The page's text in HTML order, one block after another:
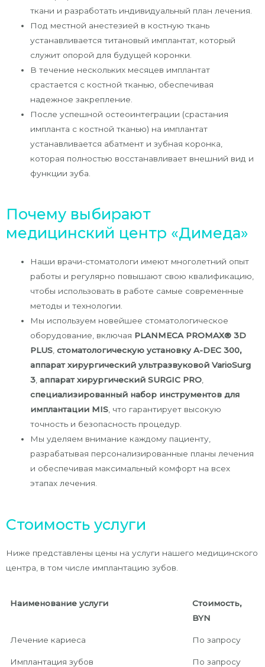
ткани и разработать индивидуальный план лечения.
Под местной анестезией в костную ткань
устанавливается титановый имплантат, который
служит опорой для будущей коронки.
В течение нескольких месяцев имплантат
срастается с костной тканью, обеспечивая
надежное закрепление.
После успешной остеоинтеграции (срастания
импланта с костной тканью) на имплантат
устанавливается абатмент и зубная коронка,
которая полностью восстанавливает внешний вид и
функции зуба.
Почему выбирают
медицинский центр «Димеда»
Наши врачи-стоматологи имеют многолетний опыт
работы и регулярно повышают свою квалификацию,
чтобы использовать в работе самые современные
методы и технологии.
Мы используем новейшее стоматологическое
оборудование, включая PLANMECA PROMAX® 3D
PLUS,стоматологическую установку A-DEC 300,
аппарат хирургический ультразвуковой VarioSurg
3,аппарат хирургический SURGIC PRO,
специализированный набор инструментов для
имплантации MIS, что гарантирует высокую
точность и безопасность процедур.
Мы уделяем внимание каждому пациенту,
разрабатывая персонализированные планы лечения
и обеспечивая максимальный комфорт на всех
этапах лечения.
Стоимость услуги
Ниже представлены цены на услуги нашего медицинского
центра, в том числе имплантацию зубов.
Наименование услуги
Стоимость,
BYN
Лечение кариеса По запросу
Имплантация зубов По запросу